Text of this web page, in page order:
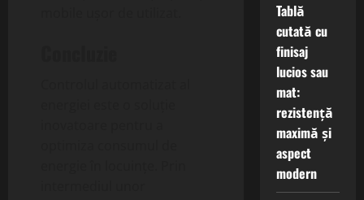
Tablă
cutată cu
finisaj
lucios sau
mat:
rezistență
maximă și
aspect
modern